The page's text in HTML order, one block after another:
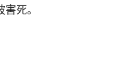
死。